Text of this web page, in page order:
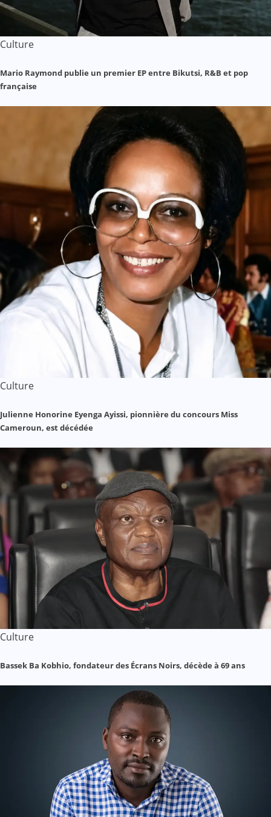
Culture
Mario Raymond publie un premier EP entre Bikutsi, R&B et pop
française
Culture
Julienne Honorine Eyenga Ayissi, pionnière du concours Miss
Cameroun, est décédée
Culture
Bassek Ba Kobhio, fondateur des Écrans Noirs, décède à 69 ans